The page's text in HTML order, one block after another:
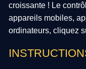
croissante ! Le
appareils mobiles,
ordinateurs, cliquez